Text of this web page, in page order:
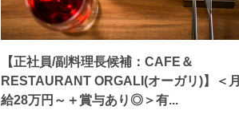
【正社員/副料理長候補：CAFE＆
RESTAURANT ORGALI(オーガリ)】＜月
給28万円～＋賞与あり◎＞有...